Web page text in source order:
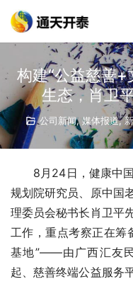
构建“公益慈善
生态，肖卫
公司新闻, 媒体报道,
8月24日，健康中
规划院研究员、原中国
理委员会秘书长肖卫平
工作，重点考察正在筹
基地”——由广西汇友
起、慈善终端公益服务